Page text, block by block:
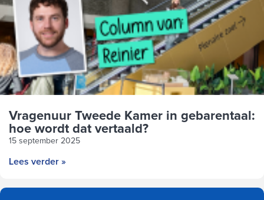
Vragenuur Tweede Kamer in gebarentaal:
hoe wordt dat vertaald?
15 september 2025
Lees verder »